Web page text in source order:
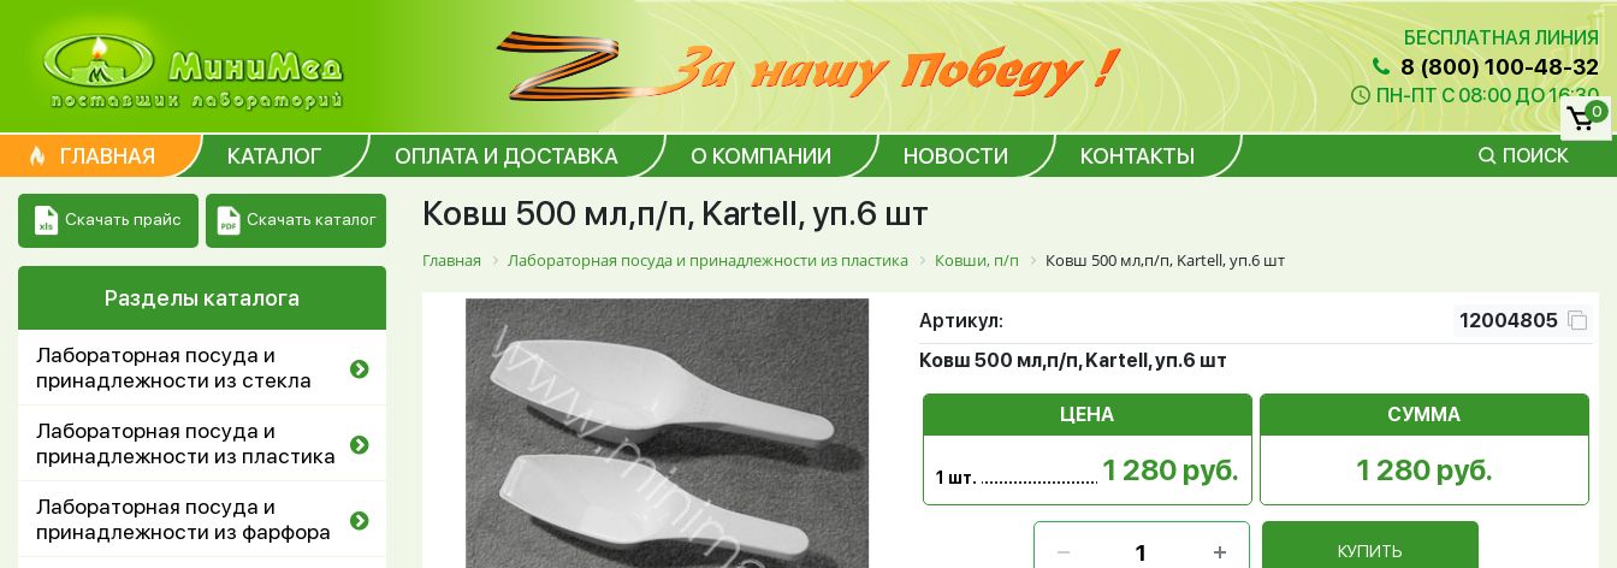
БЕСПЛАТНАЯ ЛИНИЯ
8 (800) 100-48-32
ПН-ПТ С 08:00 ДО 16:30
ГЛАВНАЯ КАТАЛОГ ОПЛАТА И ДОСТАВКА О КОМПАНИИ НОВОСТИ КОНТАКТЫ ПОИСК
0
Скачать прайс Скачать каталог
Разделы каталога
Лабораторная посуда и
принадлежности из стекла
Лабораторная посуда и
принадлежности из пластика
Лабораторная посуда и
принадлежности из фарфора
Ковш 500 мл,п/п, Kartell, уп.6 шт
Главная Лабораторная посуда и принадлежности из пластика Ковши, п/п Ковш 500 мл,п/п, Kartell, уп.6 шт
Артикул:
12004805
Ковш 500 мл,п/п, Kartell, уп.6 шт
ЦЕНА
1 шт. 1 280 руб.
СУММА
1 280 руб.
КУПИТЬ